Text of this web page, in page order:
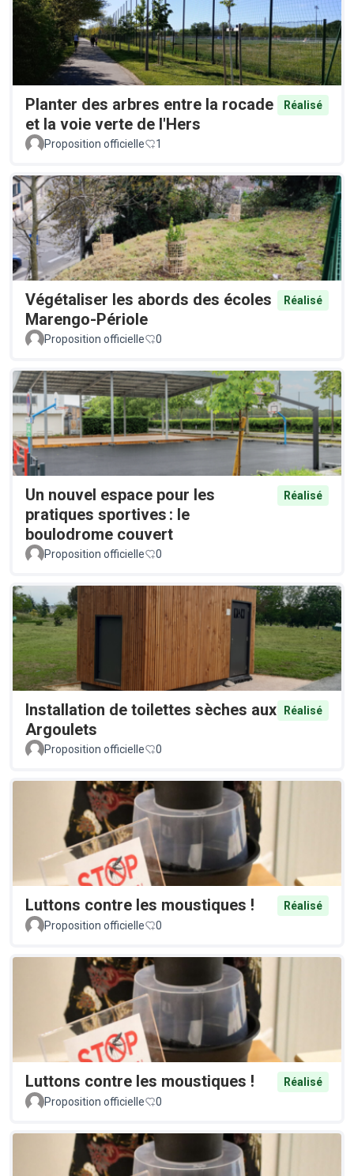
Planter des arbres entre la rocade
et la voie verte de l'Hers
Réalisé
Proposition officielle 1
Végétaliser les abords des écoles
Marengo-Périole
Réalisé
Proposition officielle 0
Un nouvel espace pour les
pratiques sportives : le
boulodrome couvert
Réalisé
Proposition officielle 0
Installation de toilettes sèches aux
Argoulets
Réalisé
Proposition officielle 0
Luttons contre les moustiques !
Réalisé
Proposition officielle
0
Luttons contre les moustiques !
Réalisé
Proposition officielle
0